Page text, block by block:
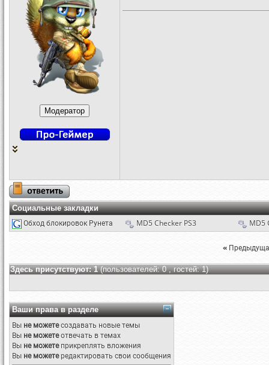
Социальные закладки
Обход блокировок Рунета MD5 Checker PS3 MD5
«
Здесь присутствуют: 1(пользователей: 0 , гостей: 1)
Ваши права в разделе
Вы не можетесоздавать новые темы
Вы не можетеотвечать в темах
Вы не можетеприкреплять вложения
Вы не можетередактировать свои сообщения